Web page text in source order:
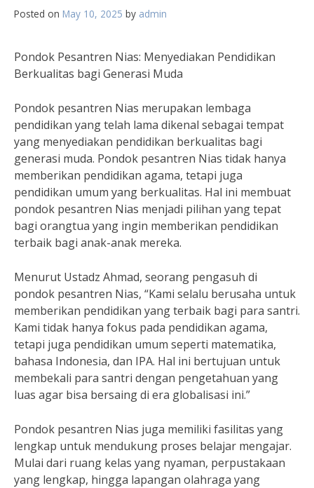
Posted on May 10, 2025 by admin
Pondok Pesantren Nias: Menyediakan Pendidikan
Berkualitas bagi Generasi Muda
Pondok pesantren Nias merupakan lembaga
pendidikan yang telah lama dikenal sebagai tempat
yang menyediakan pendidikan berkualitas bagi
generasi muda. Pondok pesantren Nias tidak hanya
memberikan pendidikan agama, tetapi juga
pendidikan umum yang berkualitas. Hal ini membuat
pondok pesantren Nias menjadi pilihan yang tepat
bagi orangtua yang ingin memberikan pendidikan
terbaik bagi anak-anak mereka.
Menurut Ustadz Ahmad, seorang pengasuh di
pondok pesantren Nias, “Kami selalu berusaha untuk
memberikan pendidikan yang terbaik bagi para santri.
Kami tidak hanya fokus pada pendidikan agama,
tetapi juga pendidikan umum seperti matematika,
bahasa Indonesia, dan IPA. Hal ini bertujuan untuk
membekali para santri dengan pengetahuan yang
luas agar bisa bersaing di era globalisasi ini.”
Pondok pesantren Nias juga memiliki fasilitas yang
lengkap untuk mendukung proses belajar mengajar.
Mulai dari ruang kelas yang nyaman, perpustakaan
yang lengkap, hingga lapangan olahraga yang